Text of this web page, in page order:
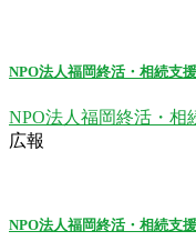
NPO法人福岡終活・相続支
NPO法人福岡終活・相
広報
NPO法人福岡終活・相続支